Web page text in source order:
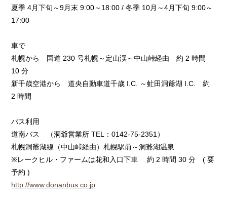
夏季 4月下旬～9月末 9:00～18:00 / 冬季 10月～4月下旬 9:00～
17:00
車で
札幌から 国道 230 号札幌～定山渓～中山峠経由 約 2 時間
10 分
新千歳空港から 道央自動車道千歳 I.C. ～虻田洞爺湖 I.C. 約
2 時間
バス利用
道南バス （洞爺営業所 TEL：0142-75-2351）
札幌洞爺湖線（中山峠経由）札幌駅前～洞爺湖温泉
※レークヒル・ファームは花和入口下車 約 2 時間 30 分 ( 要
予約 )
http://www.donanbus.co.jp